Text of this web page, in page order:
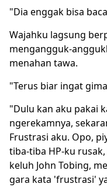
"Dia enggak bisa
Wajahku lagsung
mengangguk-
menahan tawa.
"Terus biar ingat
"Dulu kan aku pakai
ngerekamnya,
Frustrasi aku. Opo,
tiba-tiba HP-ku
keluh John Tobing,
gara kata 'frustrasi'